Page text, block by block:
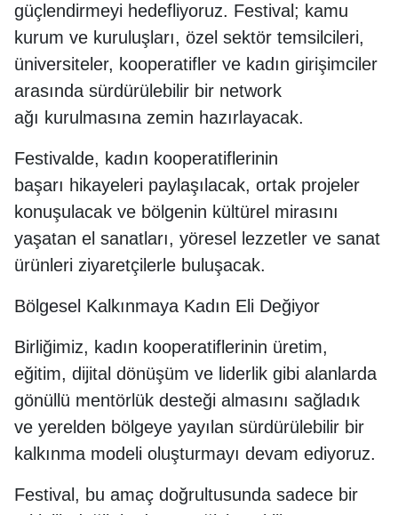
güçlendirmeyi hedefliyoruz. Festival; kamu
kurum ve kuruluşları, özel sektör temsilcileri,
üniversiteler, kooperatifler ve kadın girişimciler
arasında sürdürülebilir bir network
ağı kurulmasına zemin hazırlayacak.
Festivalde, kadın kooperatiflerinin
başarı hikayeleri paylaşılacak, ortak projeler
konuşulacak ve bölgenin kültürel mirasını
yaşatan el sanatları, yöresel lezzetler ve sanat
ürünleri ziyaretçilerle buluşacak.
Bölgesel Kalkınmaya Kadın Eli Değiyor
Birliğimiz, kadın kooperatiflerinin üretim,
eğitim, dijital dönüşüm ve liderlik gibi alanlarda
gönüllü mentörlük desteği almasını sağladık
ve yerelden bölgeye yayılan sürdürülebilir bir
kalkınma modeli oluşturmayı devam ediyoruz.
Festival, bu amaç doğrultusunda sadece bir